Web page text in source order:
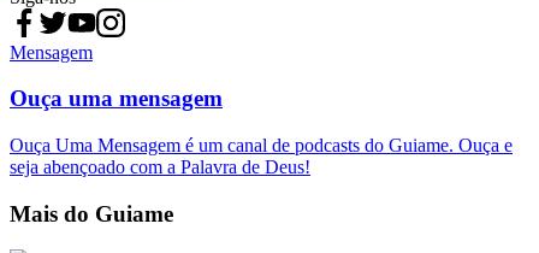
Mensagem
Ouça uma mensagem
Ouça Uma Mensagem é um canal de podcasts do Guiame. Ouça e
seja abençoado com a Palavra de Deus!
Mais do Guiame